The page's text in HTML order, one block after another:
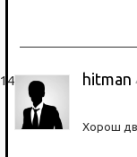
hitman
Хорош